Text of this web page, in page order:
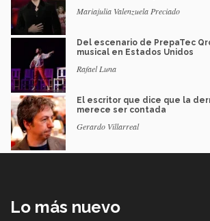
Mariajulia Valenzuela Preciado
Del escenario de PrepaTec
musical en Estados Unidos
Rafael Luna
El escritor que dice que la
merece ser contada
Gerardo Villarreal
Lo más nuevo